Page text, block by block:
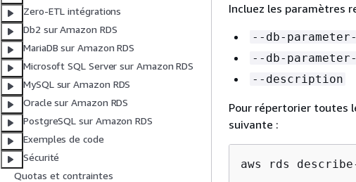
Zero-ETL intégrations
Db2 sur Amazon RDS
MariaDB sur Amazon RDS
Microsoft SQL Server sur Amazon RDS
MySQL sur Amazon RDS
Oracle sur Amazon RDS
PostgreSQL sur Amazon RDS
Exemples de code
Sécurité
Quotas et contraintes
Incluez les paramètres
--db-parameter-
--db-
--description
Pour répertorier toutes
suivante :
aws rds